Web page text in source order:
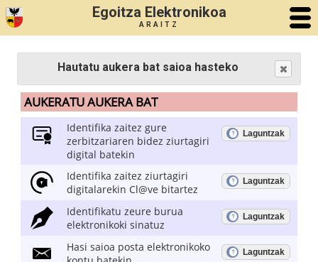
Egoitza Elektronikoa
ARAITZ
Hautatu aukera bat saioa hasteko